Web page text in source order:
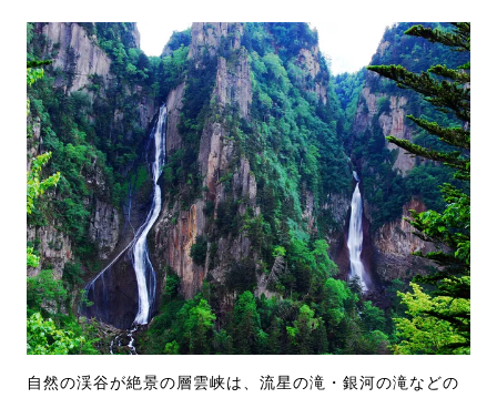
自然の渓谷が絶景の層雲峡は、流星の滝・銀河の滝などの